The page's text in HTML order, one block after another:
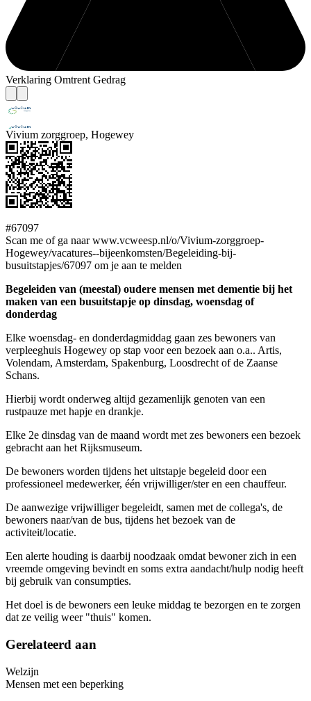
Verklaring Omtrent Gedrag
Vivium zorggroep, Hogewey
#67097
Scan me of ga naar www.vcweesp.nl/o/Vivium-zorggroep-
Hogewey/vacatures--bijeenkomsten/Begeleiding-bij-
busuitstapjes/67097 om je aan te melden
Begeleiden van (meestal) oudere mensen met dementie bij het
maken van een busuitstapje op dinsdag, woensdag of
donderdag
Elke woensdag- en donderdagmiddag gaan zes bewoners van
verpleeghuis Hogewey op stap voor een bezoek aan o.a.. Artis,
Volendam, Amsterdam, Spakenburg, Loosdrecht of de Zaanse
Schans.
Hierbij wordt onderweg altijd gezamenlijk genoten van een
rustpauze met hapje en drankje.
Elke 2e dinsdag van de maand wordt met zes bewoners een bezoek
gebracht aan het Rijksmuseum.
De bewoners worden tijdens het uitstapje begeleid door een
professioneel medewerker, één vrijwilliger/ster en een chauffeur.
De aanwezige vrijwilliger begeleidt, samen met de collega's, de
bewoners naar/van de bus, tijdens het bezoek van de
activiteit/locatie.
Een alerte houding is daarbij noodzaak omdat bewoner zich in een
vreemde omgeving bevindt en soms extra aandacht/hulp nodig heeft
bij gebruik van consumpties.
Het doel is de bewoners een leuke middag te bezorgen en te zorgen
dat ze veilig weer "thuis" komen.
Gerelateerd aan
Welzijn
Mensen met een beperking